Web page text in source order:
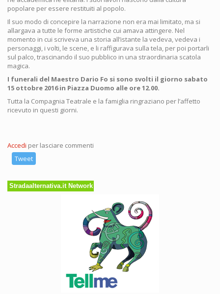
popolare per essere restituiti al popolo.
Il suo modo di concepire la narrazione non era mai limitato, ma si
allargava a tutte le forme artistiche cui amava attingere. Nel
momento in cui scriveva una storia all’istante la vedeva, vedeva i
personaggi, i volti, le scene, e li raffigurava sulla tela, per poi portarli
sul palco, trascinando il suo pubblico in una straordinaria scatola
magica.
I funerali del Maestro Dario Fo si sono svolti il giorno sabato
15 ottobre 2016 in Piazza Duomo alle ore 12.00.
Tutta la Compagnia Teatrale e la famiglia ringraziano per l’affetto
ricevuto in questi giorni.
Accedi per lasciare commenti
Tweet
Stradaalternativa.it Network